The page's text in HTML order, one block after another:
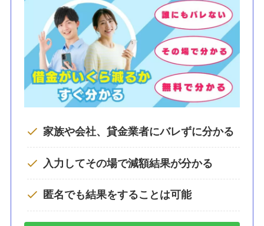
家族や会社、貸金業者にバレずに分かる
入力してその場で減額結果が分かる
匿名でも結果をすることは可能